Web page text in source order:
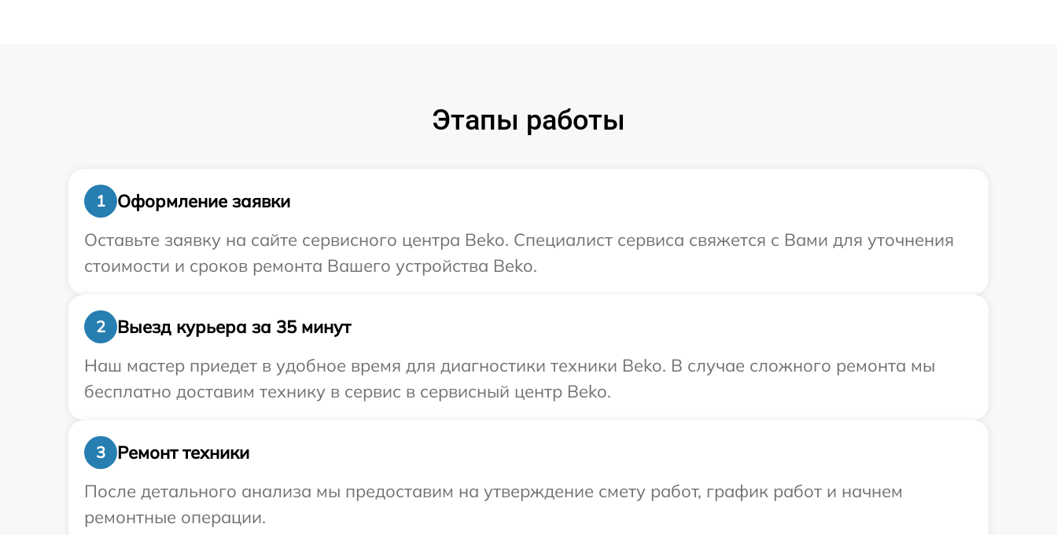
Этапы работы
1
Оформление заявки
Оставьте заявку на сайте сервисного центра Beko. Специалист сервиса свяжется с Вами для уточнения
стоимости и сроков ремонта Вашего устройства Beko.
2
Выезд курьера за 35 минут
Наш мастер приедет в удобное время для диагностики техники Beko. В случае сложного ремонта мы
бесплатно доставим технику в сервис в сервисный центр Beko.
3
Ремонт техники
После детального анализа мы предоставим на утверждение смету работ, график работ и начнем
ремонтные операции.